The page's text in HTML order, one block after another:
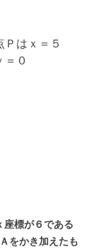
Ｐはｘ＝５
＝０
標が６である
をかき加えたも